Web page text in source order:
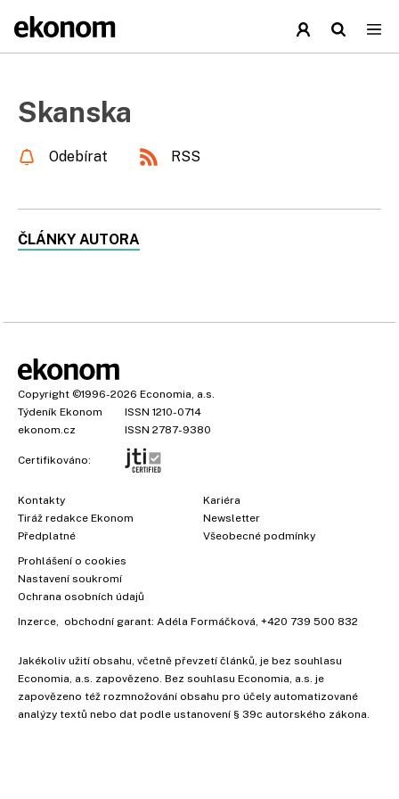
Skanska
Odebírat RSS
ČLÁNKY AUTORA
Copyright ©1996-2026 Economia, a.s.
Týdeník Ekonom
ISSN 1210-0714
ekonom.cz
ISSN 2787-9380
Certifikováno:
Kontakty
Tiráž redakce Ekonom
Předplatné
Kariéra
Newsletter
Všeobecné podmínky
Prohlášení o cookies
Nastavení soukromí
Ochrana osobních údajů
Inzerce, obchodní garant: Adéla Formáčková, +420 739 500 832
Jakékoliv užití obsahu, včetně převzetí článků, je bez souhlasu
Economia, a.s. zapovězeno. Bez souhlasu Economia, a.s. je
zapovězeno též rozmnožování obsahu pro účely automatizované
analýzy textů nebo dat podle ustanovení § 39c autorského zákona.